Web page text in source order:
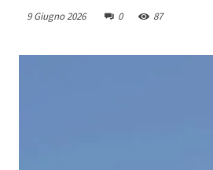
9 Giugno 2026 0 87